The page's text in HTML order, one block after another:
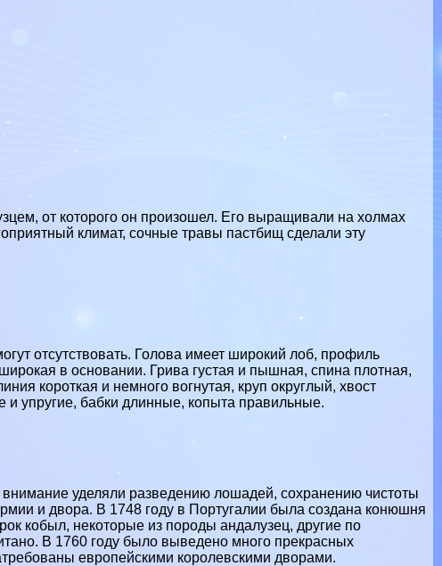
от которого он произошел. Его выращивали на холмах
климат, сочные травы пастбищ сделали эту
отсутствовать. Голова имеет широкий лоб, профиль
в основании. Грива густая и пышная, спина плотная,
короткая и немного вогнутая, круп округлый, хвост
упругие, бабки длинные, копыта правильные.
уделяли разведению лошадей, сохранению чистоты
и двора. В 1748 году в Португалии была создана конюшня
кобыл, некоторые из породы андалузец, другие по
В 1760 году было выведено много прекрасных
европейскими королевскими дворами.